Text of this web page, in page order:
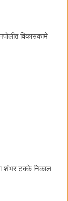
विकासकामे
शंभर टक्के निकाल